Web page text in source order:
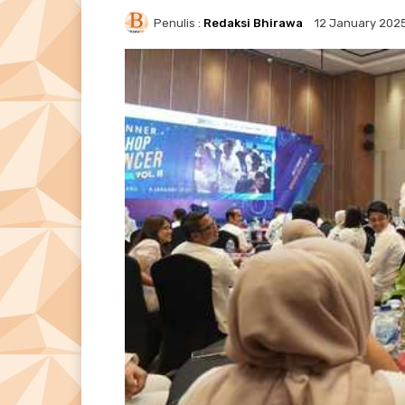
Penulis : Redaksi Bhirawa 12 January